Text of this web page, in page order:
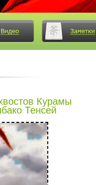
Курамы
Тенсей